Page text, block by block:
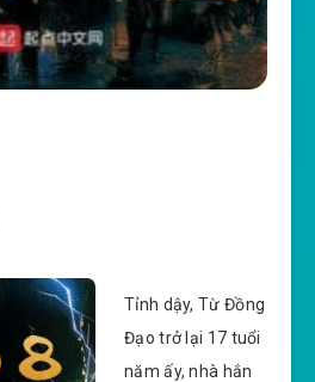
Tỉnh dậy, Từ Đồng
Đạo trở lại 17 tuổi
năm ấy, nhà hắn